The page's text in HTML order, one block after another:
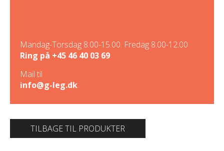
Mandag-Torsdag 8.00-15.00. Fredag 8.00-12.00
Ring på +45 46 40 03 69
Mail til
info@g-leg.dk
TILBAGE TIL PRODUKTER